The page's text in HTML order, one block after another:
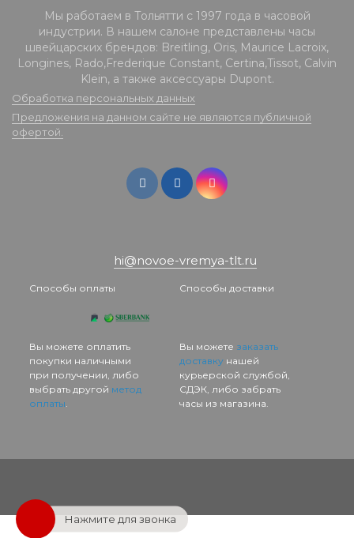
Мы работаем в Тольятти с 1997 года в часовой
индустрии. В нашем салоне представлены часы
швейцарских брендов: Breitling, Oris, Maurice Lacroix,
Longines, Rado,Frederique Constant, Certina,Tissot, Calvin
Klein, а также аксессуары Dupont.
Обработка персональных данных
Предложения на данном сайте не являются публичной
офертой.
hi@novoe-vremya-tlt.ru
Способы оплаты
Вы можете оплатить
покупки наличными
при получении, либо
выбрать другой метод
оплаты.
Способы доставки
Вы можете заказать
доставкунашей
курьерской службой,
СДЭК, либо забрать
часы из магазина.
Нажмите для звонка